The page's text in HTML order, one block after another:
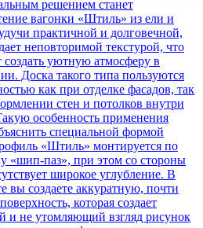
решением станет
вагонки «Штиль» из ели и
практичной и долговечной,
неповторимой текстурой, что
создать уютную атмосферу в
Доска такого типа пользуются
как при отделке фасадов, так
стен и потолков внутри
особенность применения
специальной формой
«Штиль» монтируется по
«шип-паз», при этом со стороны
широкое углубление. В
вы создаете аккуратную, почти
которая создает
и не утомляющий взгляд рисунок